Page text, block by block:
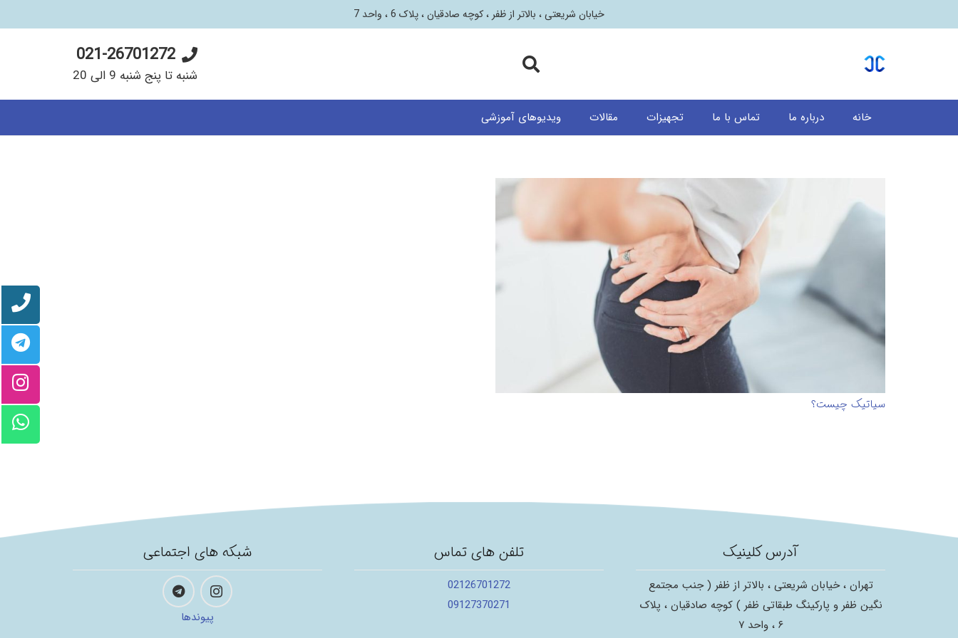
خیابان شریعتی ، بالاتر از ظفر ، کوچه صادقیان ، پلاک 6 ، واحد 7
021-26701272
شنبه تا پنج شنبه 9 الی 20
خانه درباره ما تماس با ما تجهیزات مقالات ویدیوهای آموزشی
سیاتیک چیست؟
آدرس کلینیک
تهران ، خیابان شریعتی ، بالاتر از ظفر ( جنب مجتمع
نگین ظفر و پارکینگ طبقاتی ظفر ) کوچه صادقیان ، پلاک
۶ ، واحد ۷
تلفن های تماس
02126701272
09127370271
شبکه های اجتماعی
پیوندها